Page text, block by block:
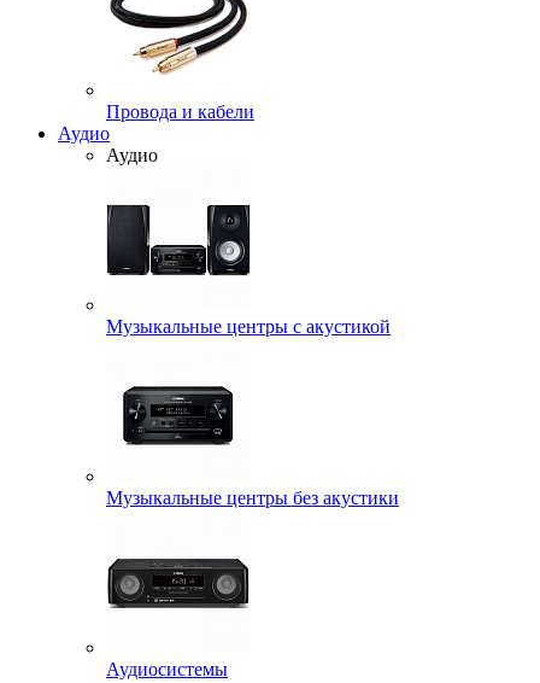
Провода и кабели
Аудио
Аудио
Музыкальные центры с акустикой
Музыкальные центры без акустики
Аудиосистемы